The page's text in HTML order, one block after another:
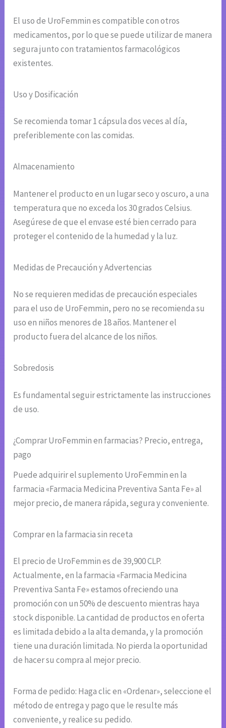
El uso de UroFemmin es compatible con otros
medicamentos, por lo que se puede utilizar de manera
segura junto con tratamientos farmacológicos
existentes.
Uso y Dosificación
Se recomienda tomar 1 cápsula dos veces al día,
preferiblemente con las comidas.
Almacenamiento
Mantener el producto en un lugar seco y oscuro, a una
temperatura que no exceda los 30 grados Celsius.
Asegúrese de que el envase esté bien cerrado para
proteger el contenido de la humedad y la luz.
Medidas de Precaución y Advertencias
No se requieren medidas de precaución especiales
para el uso de UroFemmin, pero no se recomienda su
uso en niños menores de 18 años. Mantener el
producto fuera del alcance de los niños.
Sobredosis
Es fundamental seguir estrictamente las instrucciones
de uso.
¿Comprar UroFemmin en farmacias? Precio, entrega,
pago
Puede adquirir el suplemento UroFemmin en la
farmacia «Farmacia Medicina Preventiva Santa Fe» al
mejor precio, de manera rápida, segura y conveniente.
Comprar en la farmacia sin receta
El precio de UroFemmin es de 39,900 CLP.
Actualmente, en la farmacia «Farmacia Medicina
Preventiva Santa Fe» estamos ofreciendo una
promoción con un 50% de descuento mientras haya
stock disponible. La cantidad de productos en oferta
es limitada debido a la alta demanda, y la promoción
tiene una duración limitada. No pierda la oportunidad
de hacer su compra al mejor precio.
Forma de pedido: Haga clic en «Ordenar», seleccione el
método de entrega y pago que le resulte más
conveniente, y realice su pedido.